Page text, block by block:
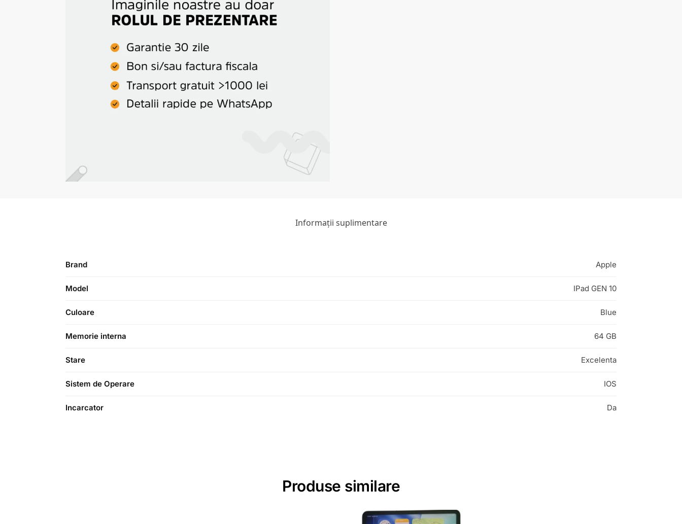
Informații suplimentare
Brand Apple
Model IPad GEN 10
Culoare Blue
Memorie interna 64 GB
Stare Excelenta
Sistem de Operare IOS
Incarcator Da
Produse similare